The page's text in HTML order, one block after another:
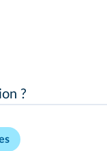
?